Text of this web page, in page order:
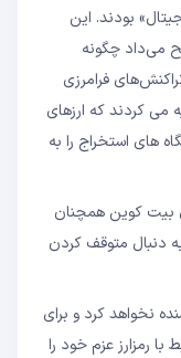
بودند. این
می‌داد چگونه
فرامرزی
می کردند که ارزهای
های استخراج را به
بیت کوین همچنان
دنبال متوقف کردن
نخواهد کرد و برای
رمزارز عزم خود را